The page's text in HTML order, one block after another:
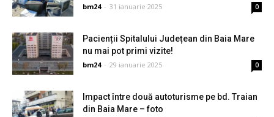
bm24 - 31 ianuarie 2025 0
Pacienții Spitalului Județean din Baia Mare
nu mai pot primi vizite!
bm24 - 29 ianuarie 2025 0
Impact între două autoturisme pe bd. Traian
din Baia Mare – foto